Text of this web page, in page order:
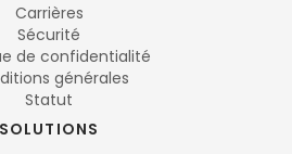
Carrières
Sécurité
de confidentialité
générales
Statut
SOLUTIONS